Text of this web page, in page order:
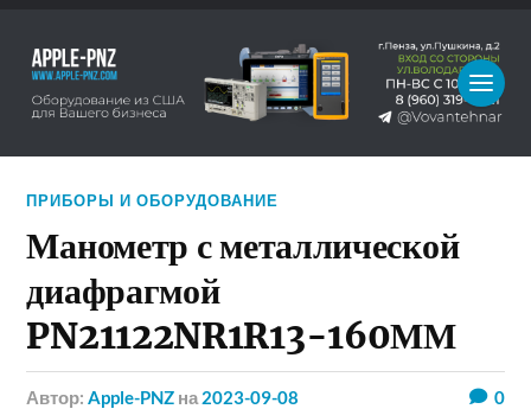
ПРИБОРЫ И ОБОРУДОВАНИЕ
Манометр с металлической
диафрагмой
PN21122NR1R13-160ММ
Автор:Apple-PNZ на 2023-09-08 0